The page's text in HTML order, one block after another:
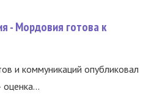
- Мордовия готова к
и коммуникаций опубликовал